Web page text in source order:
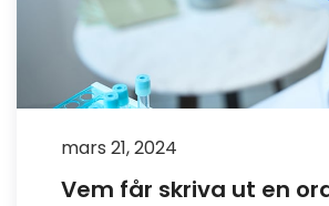
mars 21, 2024
Vem får skriva ut en